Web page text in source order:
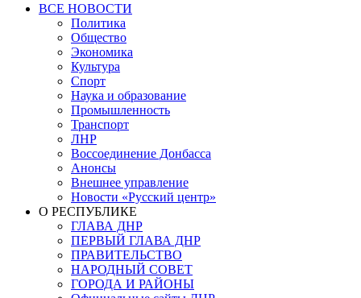
ВСЕ НОВОСТИ
Политика
Общество
Экономика
Культура
Спорт
Наука и образование
Промышленность
Транспорт
ЛНР
Воссоединение Донбасса
Анонсы
Внешнее управление
Новости «Русский центр»
О РЕСПУБЛИКЕ
ГЛАВА ДНР
ПЕРВЫЙ ГЛАВА ДНР
ПРАВИТЕЛЬСТВО
НАРОДНЫЙ СОВЕТ
ГОРОДА И РАЙОНЫ